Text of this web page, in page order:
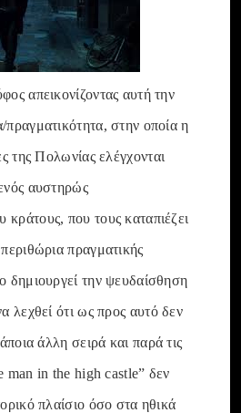
απεικονίζοντας αυτή την
πραγματικότητα, στην οποία η
της Πολωνίας ελέγχονται
αυστηρώς
που τους καταπιέζει
πραγματικής
δημιουργεί την ψευδαίσθηση
λεχθεί ότι ως προς αυτό δεν
άλλη σειρά και παρά τις
man in the high castle” δεν
πλαίσιο όσο στα ηθικά